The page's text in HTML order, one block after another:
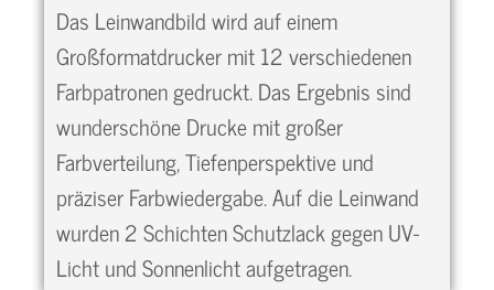
Das Leinwandbild wird auf einem
Großformatdrucker mit 12 verschiedenen
Farbpatronen gedruckt. Das Ergebnis sind
wunderschöne Drucke mit großer
Farbverteilung, Tiefenperspektive und
präziser Farbwiedergabe. Auf die Leinwand
wurden 2 Schichten Schutzlack gegen UV-
Licht und Sonnenlicht aufgetragen.